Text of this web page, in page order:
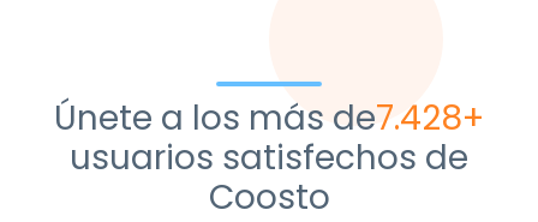
Únete a los más de9.071+
usuarios satisfechos de
Coosto